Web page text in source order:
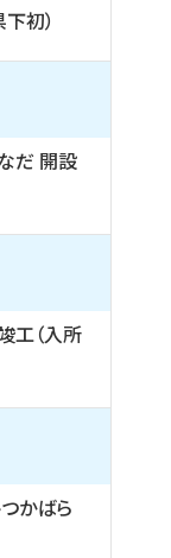
初）
だ 開設
工（入所
かばら